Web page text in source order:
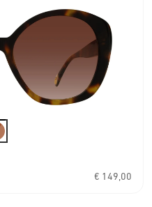
€ 149,00